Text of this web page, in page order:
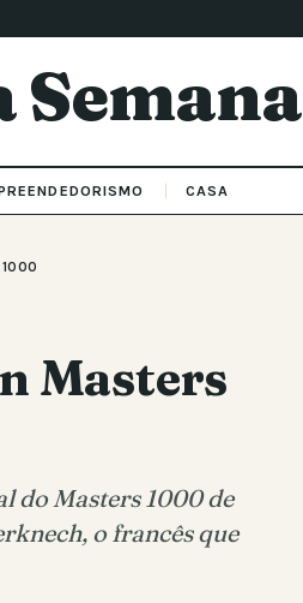
Semana
CASA
Masters
do Masters 1000 de
o francês que